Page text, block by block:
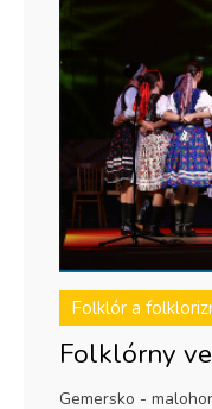
Folklór a
Folklórny
Gemersko -